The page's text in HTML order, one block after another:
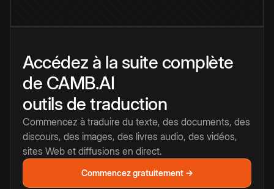
Accédez à la suite complète
de CAMB.AI
outils de traduction
Commencez à traduire du texte, des documents, des
discours, des images, des livres audio, des vidéos,
sites Web et diffusions en direct.
Commencez gratuitement →